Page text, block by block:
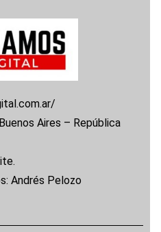
Aires – República
Andrés Pelozo